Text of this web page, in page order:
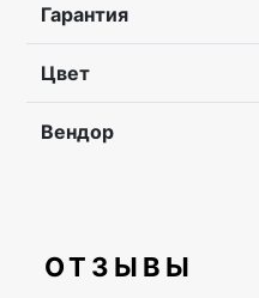
Гарантия
Цвет
Вендор
ОТЗЫВЫ